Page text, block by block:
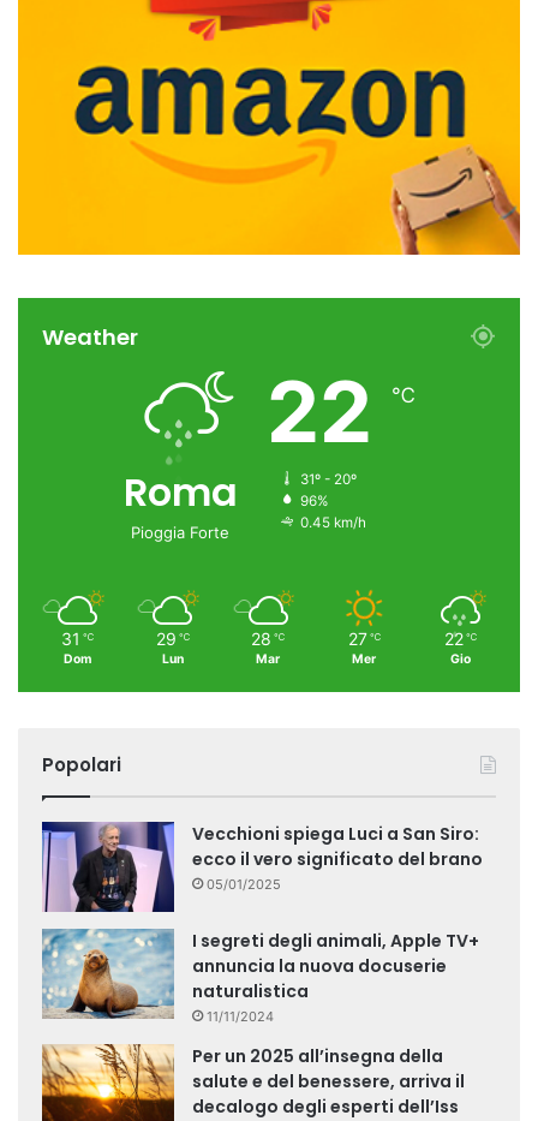
Weather
Roma
Pioggia Forte
22 ℃
31º - 20º
96%
0.45 km/h
31 ℃
Dom
29 ℃
Lun
28 ℃
Mar
27 ℃
Mer
22 ℃
Gio
Popolari
Vecchioni spiega Luci a San Siro:
ecco il vero significato del brano
05/01/2025
I segreti degli animali, Apple TV+
annuncia la nuova docuserie
naturalistica
11/11/2024
Per un 2025 all’insegna della
salute e del benessere, arriva il
decalogo degli esperti dell’Iss